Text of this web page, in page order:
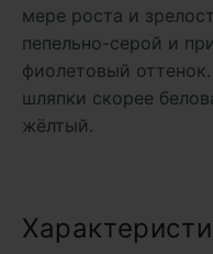
мере роста и
пепельно-серой и
фиолетовый
шляпки скорее
жёлтый.